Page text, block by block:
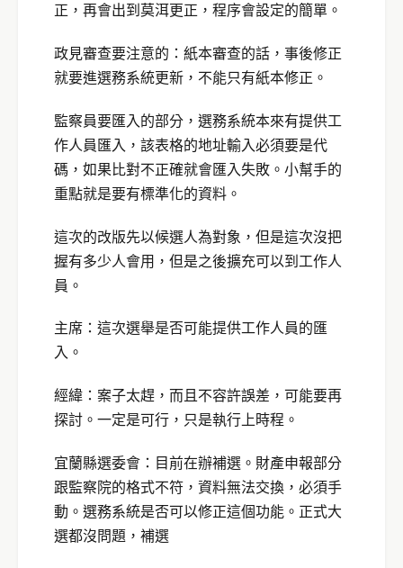
正，再會出到莫洱更正，程序會設定的簡單。
政見審查要注意的：紙本審查的話，事後修正
就要進選務系統更新，不能只有紙本修正。
監察員要匯入的部分，選務系統本來有提供工
作人員匯入，該表格的地址輸入必須要是代
碼，如果比對不正確就會匯入失敗。小幫手的
重點就是要有標準化的資料。
這次的改版先以候選人為對象，但是這次沒把
握有多少人會用，但是之後擴充可以到工作人
員。
主席：這次選舉是否可能提供工作人員的匯
入。
經緯：案子太趕，而且不容許誤差，可能要再
探討。一定是可行，只是執行上時程。
宜蘭縣選委會：目前在辦補選。財產申報部分
跟監察院的格式不符，資料無法交換，必須手
動。選務系統是否可以修正這個功能。正式大
選都沒問題，補選